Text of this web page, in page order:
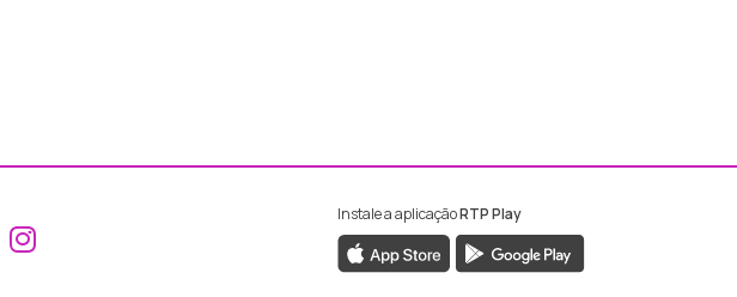
Aceder ao Facebook da RTP Madeira
Aceder ao Instagram da RTP Madeira
Instale a aplicaçãoRTP Play